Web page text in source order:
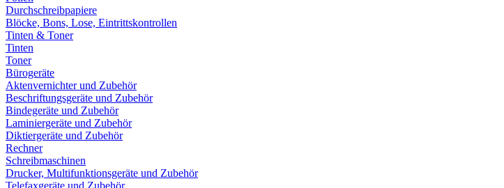
Durchschreibpapiere
Blöcke, Bons, Lose, Eintrittskontrollen
Tinten & Toner
Tinten
Toner
Bürogeräte
Aktenvernichter und Zubehör
Beschriftungsgeräte und Zubehör
Bindegeräte und Zubehör
Laminiergeräte und Zubehör
Diktiergeräte und Zubehör
Rechner
Schreibmaschinen
Drucker, Multifunktionsgeräte und Zubehör